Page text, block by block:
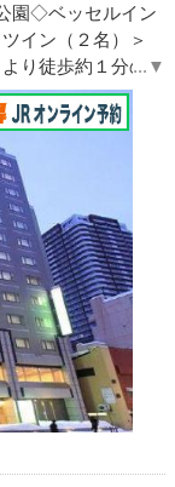
園◇ベッセルイン
イン（２名）＞
り徒歩約１分の駅